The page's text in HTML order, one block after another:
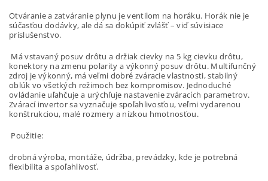
Otváranie a zatváranie plynu je ventilom na horáku. Horák nie je
súčasťou dodávky, ale dá sa dokúpiť zvlášť – viď súvisiace
príslušenstvo.
Má vstavaný posuv drôtu a držiak cievky na 5 kg cievku drôtu,
konektory na zmenu polarity a výkonný posuv drôtu. Multifunčný
zdroj je výkonný, má veľmi dobré zváracie vlastnosti, stabilný
oblúk vo všetkých režimoch bez kompromisov. Jednoduché
ovládanie uľahčuje a urýchľuje nastavenie zváracích parametrov.
Zvárací invertor sa vyznačuje spoľahlivosťou, veľmi vydarenou
konštrukciou, malé rozmery a nízkou hmotnosťou.
Použitie:
drobná výroba, montáže, údržba, prevádzky, kde je potrebná
flexibilita a spoľahlivosť.